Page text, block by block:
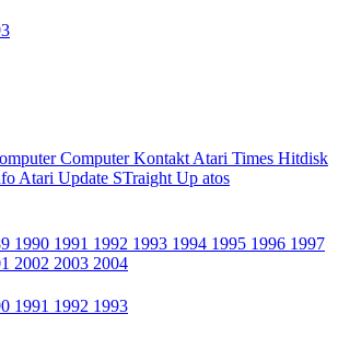
Computer Kontakt Atari Times Hitdisk
Atari Update STraight Up atos
1990 1991 1992 1993 1994 1995 1996 1997
2002 2003 2004
1991 1992 1993